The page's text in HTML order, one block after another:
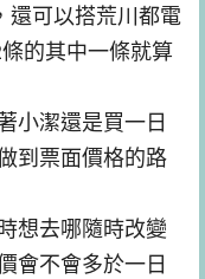
還可以搭荒川都電
的其中一條就算
小潔還是買一日
到票面價格的路
想去哪隨時改變
會不會多於一日